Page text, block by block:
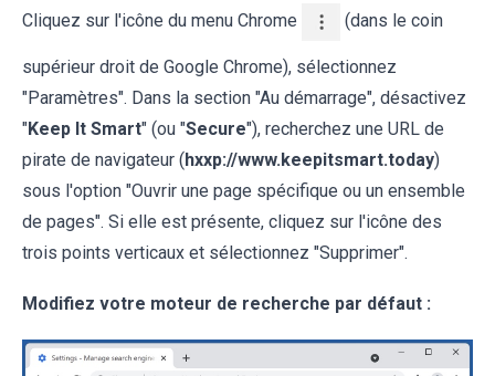
Cliquez sur l'icône du menu Chrome (dans le coin
supérieur droit de Google Chrome), sélectionnez
"Paramètres". Dans la section "Au démarrage", désactivez
"Keep It Smart" (ou "Secure"), recherchez une URL de
pirate de navigateur ( hxxp://www.keepitsmart.today)
sous l'option "Ouvrir une page spécifique ou un ensemble
de pages". Si elle est présente, cliquez sur l'icône des
trois points verticaux et sélectionnez "Supprimer".
Modifiez votre moteur de recherche par défaut :